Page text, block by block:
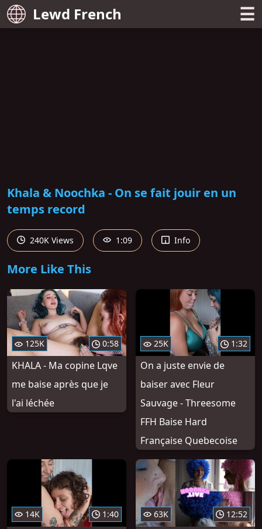
Lewd French ☰
Khala & Noochka - On se fait jouir en un
temps record
240K Views 1:09 Info
More Like This
125K 0:58
KHALA - Ma copine Lqve
me baise après que je
l'ai léchée
25K 1:32
On a juste envie de
baiser avec Fleur
Sauvage - Threesome
FFH Baise Hard
Française Quebecoise
14K 1:40 63K 12:52